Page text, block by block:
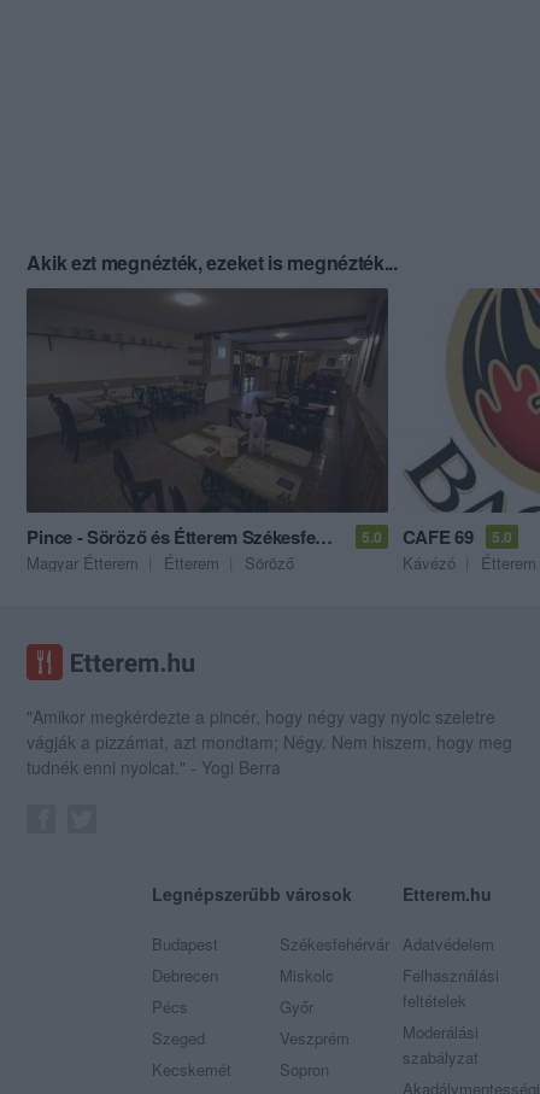
Akik ezt megnézték, ezeket is megnézték...
Pince - Söröző és Étterem Székesfehérvár 5.0
Magyar Étterem Étterem Söröző
CAFE 69 5.0
Kávézó Étterem
"Amikor megkérdezte a pincér, hogy négy vagy nyolc szeletre
vágják a pizzámat, azt mondtam; Négy. Nem hiszem, hogy meg
tudnék enni nyolcat." - Yogi Berra
Legnépszerűbb városok
Budapest
Debrecen
Pécs
Szeged
Kecskemét
Székesfehérvár
Miskolc
Győr
Veszprém
Sopron
Etterem.hu
Adatvédelem
Felhasználási
feltételek
Moderálási
szabályzat
Akadálymentességi